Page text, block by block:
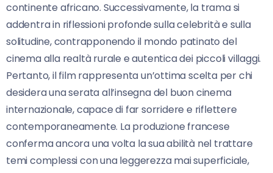
continente africano. Successivamente, la trama si
addentra in riflessioni profonde sulla celebrità e sulla
solitudine, contrapponendo il mondo patinato del
cinema alla realtà rurale e autentica dei piccoli villaggi.
Pertanto, il film rappresenta un’ottima scelta per chi
desidera una serata all’insegna del buon cinema
internazionale, capace di far sorridere e riflettere
contemporaneamente. La produzione francese
conferma ancora una volta la sua abilità nel trattare
temi complessi con una leggerezza mai superficiale,